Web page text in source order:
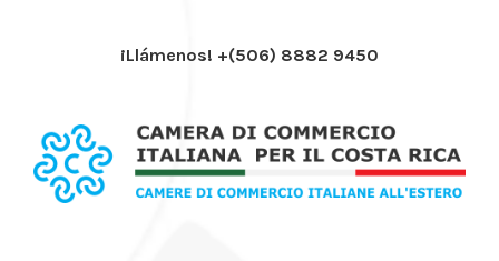
¡Llámenos! +(506) 8882 9450